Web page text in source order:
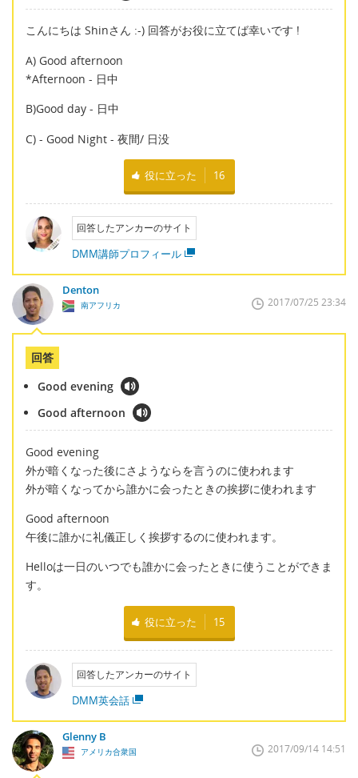
こんにちは Shinさん :-) 回答がお役に立てば幸いです !
A) Good afternoon
*Afternoon - 日中
B)Good day - 日中
C) - Good Night - 夜間/ 日没
役に立った 16
回答したアンカーのサイト
DMM講師プロフィール
Denton
南アフリカ 2017/07/25 23:34
回答
Good evening
Good afternoon
Good evening
外が暗くなった後にさようならを言うのに使われます
外が暗くなってから誰かに会ったときの挨拶に使われます
Good afternoon
午後に誰かに礼儀正しく挨拶するのに使われます。
Helloは一日のいつでも誰かに会ったときに使うことができま
す。
役に立った 15
回答したアンカーのサイト
DMM英会話
Glenny B
アメリカ合衆国 2017/09/14 14:51